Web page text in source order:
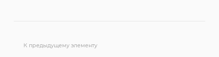
К предыдущему элементу